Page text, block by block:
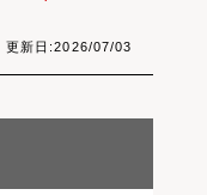
新日:2026/07/03